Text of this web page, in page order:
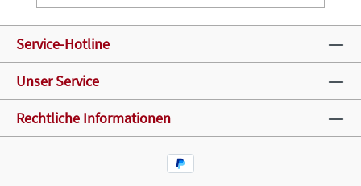
Service-Hotline
Unser Service
Rechtliche Informationen